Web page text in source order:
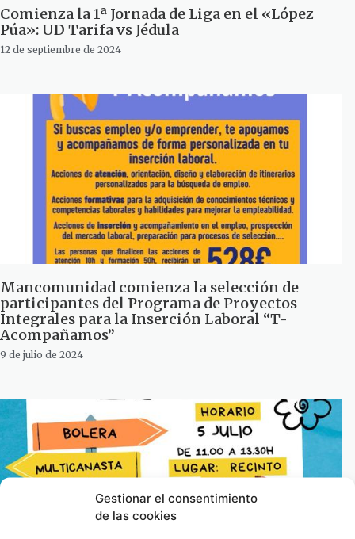
Gestionar el consentimiento
de las cookies
Comienza la 1ª Jornada de Liga en el «López
Púa»: UD Tarifa vs Jédula
12 de septiembre de 2024
Mancomunidad comienza la selección de
participantes del Programa de Proyectos
Integrales para la Inserción Laboral “T-
Acompañamos”
9 de julio de 2024